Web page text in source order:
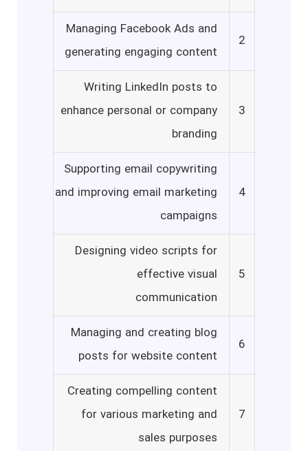
2
Managing Facebook Ads and
generating engaging content
3
Writing LinkedIn posts to
enhance personal or company
branding
4
Supporting email copywriting
and improving email marketing
campaigns
5
Designing video scripts for
effective visual
communication
6
Managing and creating blog
posts for website content
7
Creating compelling content
for various marketing and
sales purposes